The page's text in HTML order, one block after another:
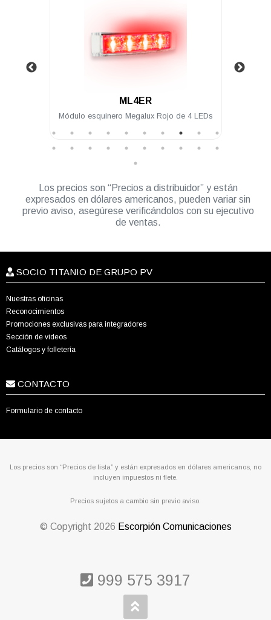
Rojo de 4 LEDs
Módulo intermedio Megalux Ámbar de 4
Los precios son “Precios a distribuidor” y están
expresados en dólares americanos, pueden variar sin
previo aviso, asegúrese verificándolos con su ejecutivo
de ventas.
SOCIO TITANIO DE GRUPO PV
Nuestras oficinas
Reconocimientos
Promociones exclusivas para integradores
Sección de videos
Catálogos y folletería
CONTACTO
Formulario de contacto
Los precios son “Precios de lista” y están expresados en dólares americanos, no
incluyen impuestos ni flete.
Precios sujetos a cambio sin previo aviso.
© Copyright 2026 Escorpión Comunicaciones
999 575 3917